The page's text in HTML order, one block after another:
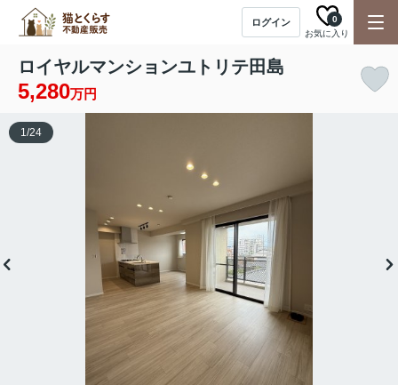
ログイン
お気に入り
0
ロイヤルマンションユトリテ田島
5,280万円
1/24